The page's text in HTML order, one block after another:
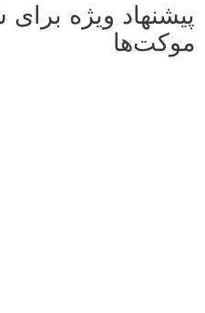
پیشنهاد ویژه
موکت‌ها